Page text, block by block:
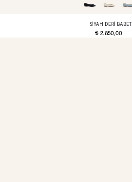
SIYAH DERI BABET
t 2.850,00